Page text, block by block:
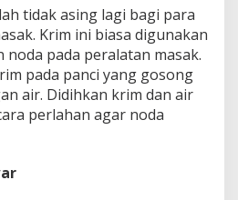
tidak asing lagi bagi para
Krim ini biasa ‎digunakan
pada peralatan masak.
pada panci yang gosong
air. Didihkan krim dan air
perlahan agar noda